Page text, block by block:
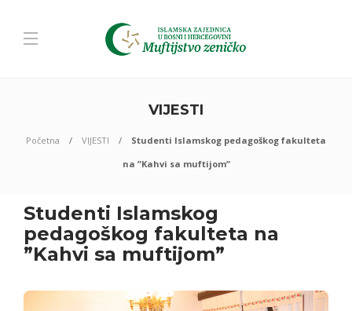
VIJESTI
Početna VIJESTI
Studenti Islamskog pedagoškog fakulteta
na ”Kahvi sa muftijom”
Studenti Islamskog
pedagoškog fakulteta na
”Kahvi sa muftijom”